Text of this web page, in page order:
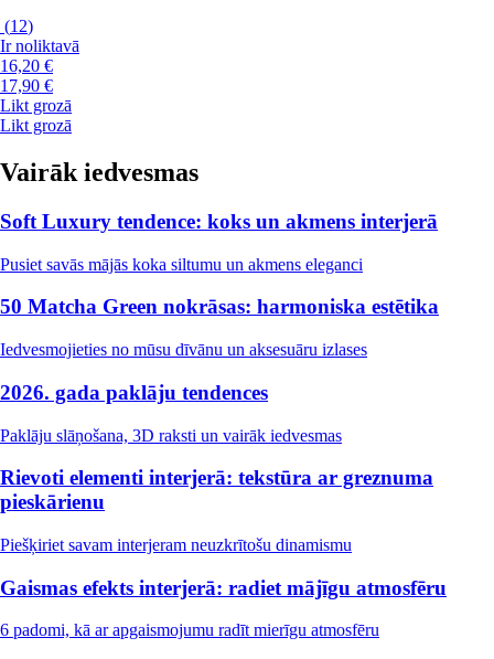
(12)
Ir noliktavā
16,20 €
17,90 €
Likt grozā
Likt grozā
Vairāk iedvesmas
Soft Luxury tendence: koks un akmens interjerā
Pusiet savās mājās koka siltumu un akmens eleganci
50 Matcha Green nokrāsas: harmoniska estētika
Iedvesmojieties no mūsu dīvānu un aksesuāru izlases
2026. gada paklāju tendences
Paklāju slāņošana, 3D raksti un vairāk iedvesmas
Rievoti elementi interjerā: tekstūra ar greznuma
pieskārienu
Piešķiriet savam interjeram neuzkrītošu dinamismu
Gaismas efekts interjerā: radiet mājīgu atmosfēru
6 padomi, kā ar apgaismojumu radīt mierīgu atmosfēru